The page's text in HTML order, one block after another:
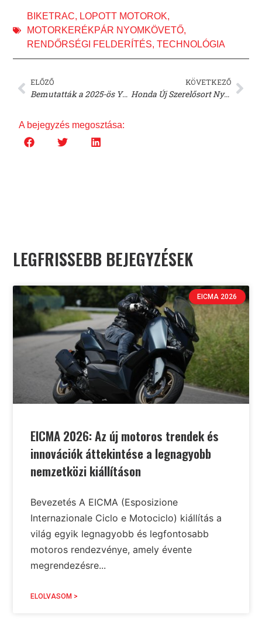
BIKETRAC, LOPOTT MOTOROK,
MOTORKERÉKPÁR NYOMKÖVETŐ,
RENDŐRSÉGI FELDERÍTÉS,TECHNOLÓGIA
ELŐZŐ
Bemutatták a 2025-ös Yamaha Tricity 125-öt: Új technológia és dizájn!
KÖVETKEZŐ
Honda Új Szerelősort Nyit a Gudzsarati Gyárban: Bővül az Indiában Gyártott Motorkerékpárok Termelése
A bejegyzés megosztása:
LEGFRISSEBB BEJEGYZÉSEK
EICMA 2026
EICMA 2026: Az új motoros trendek és
innovációk áttekintése a legnagyobb
nemzetközi kiállításon
Bevezetés A EICMA (Esposizione
Internazionale Ciclo e Motociclo) kiállítás a
világ egyik legnagyobb és legfontosabb
motoros rendezvénye, amely évente
megrendezésre...
ELOLVASOM >